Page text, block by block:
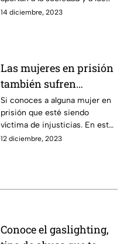
propios hombres, liberándose
14 diciembre, 2023
Las mujeres en prisión
también sufren
injusticias. Asesórate
aquí.
Si conoces a alguna mujer en
prisión que esté siendo
víctima de injusticias. En estos
sitios te pueden asesorar al
12 diciembre, 2023
Conoce el gaslighting,